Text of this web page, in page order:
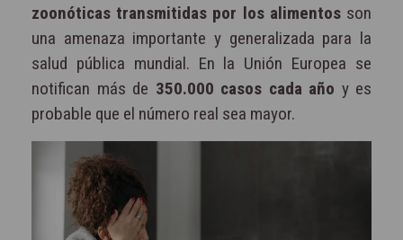
zoonóticas transmitidas por los alimentosson
una amenaza importante y generalizada para la
salud pública mundial. En la Unión Europea se
notifican más de 350.000 casos cada año y es
probable que el número real sea mayor.